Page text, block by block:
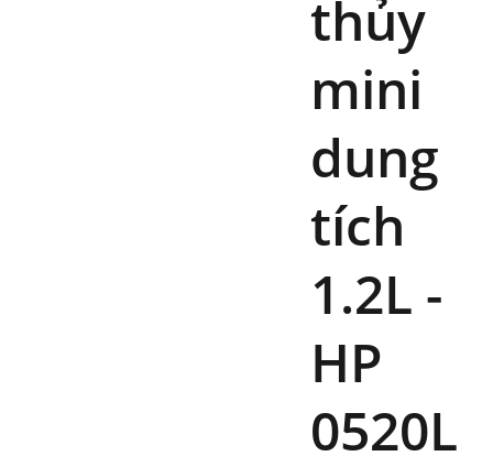
thủy
mini
dung
tích
1.2L -
HP
0520L